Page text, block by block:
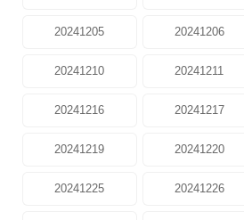
20241205 20241206
20241210 20241211
20241216 20241217
20241219 20241220
20241225 20241226